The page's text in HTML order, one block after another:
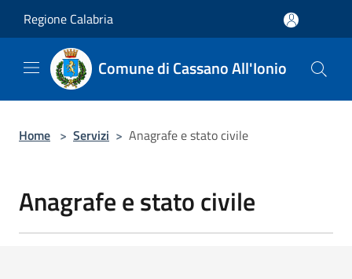
Regione Calabria
Comune di Cassano All'Ionio
Home > Servizi > Anagrafe e stato civile
Anagrafe e stato civile